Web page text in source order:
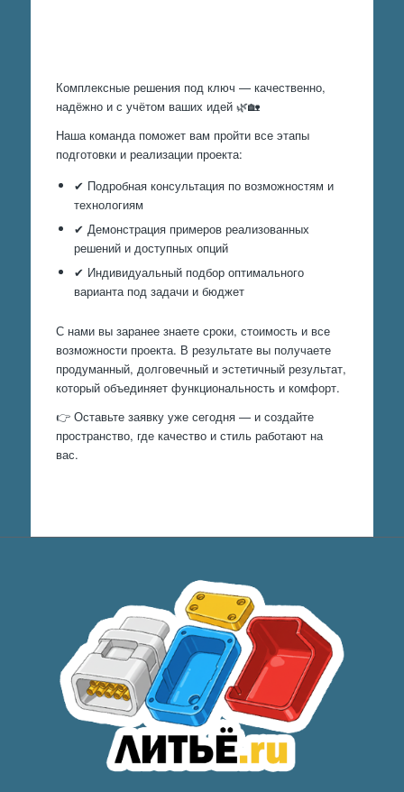
Комплексные решения под ключ — качественно,
надёжно и с учётом ваших идей 🌿🏡
Наша команда поможет вам пройти все этапы
подготовки и реализации проекта:
✔ Подробная консультация по возможностям и
технологиям
✔ Демонстрация примеров реализованных
решений и доступных опций
✔ Индивидуальный подбор оптимального
варианта под задачи и бюджет
С нами вы заранее знаете сроки, стоимость и все
возможности проекта. В результате вы получаете
продуманный, долговечный и эстетичный результат,
который объединяет функциональность и комфорт.
👉 Оставьте заявку уже сегодня — и создайте
пространство, где качество и стиль работают на
вас.